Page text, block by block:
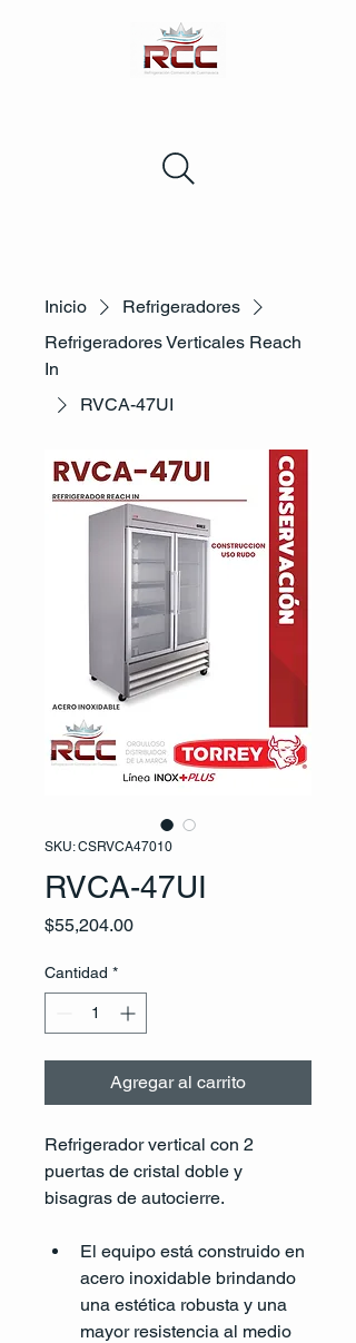
Inicio
Refrigeradores
Refrigeradores Verticales Reach
In
RVCA-47UI
SKU: CSRVCA47010
RVCA-47UI
$55,204.00Precio
Cantidad *
Agregar al carrito
Refrigerador vertical con 2
puertas de cristal doble y
bisagras de autocierre.
El equipo está construido en
acero inoxidable brindando
una estética robusta y una
mayor resistencia al medio